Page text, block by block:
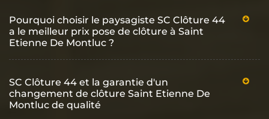
Pourquoi choisir le paysagiste SC Clôture 44
a le meilleur prix pose de clôture à Saint
Etienne De Montluc ?
SC Clôture 44 et la garantie d'un
changement de clôture Saint Etienne De
Montluc de qualité